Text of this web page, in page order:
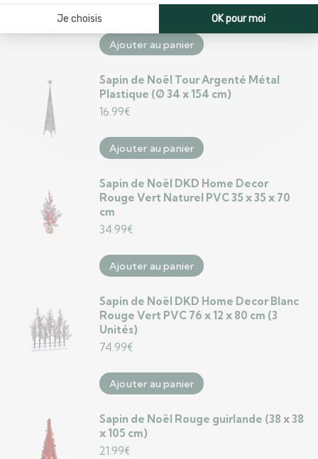
Ajouter au panier
Sapin de Noël Tour Argenté Métal
Plastique (Ø 34 x 154 cm)
16.99€
Ajouter au panier
Sapin de Noël DKD Home Decor
Rouge Vert Naturel PVC 35 x 35 x 70
cm
34.99€
Ajouter au panier
Sapin de Noël DKD Home Decor Blanc
Rouge Vert PVC 76 x 12 x 80 cm (3
Unités)
74.99€
Ajouter au panier
Sapin de Noël Rouge guirlande (38 x 38
x 105 cm)
21.99€